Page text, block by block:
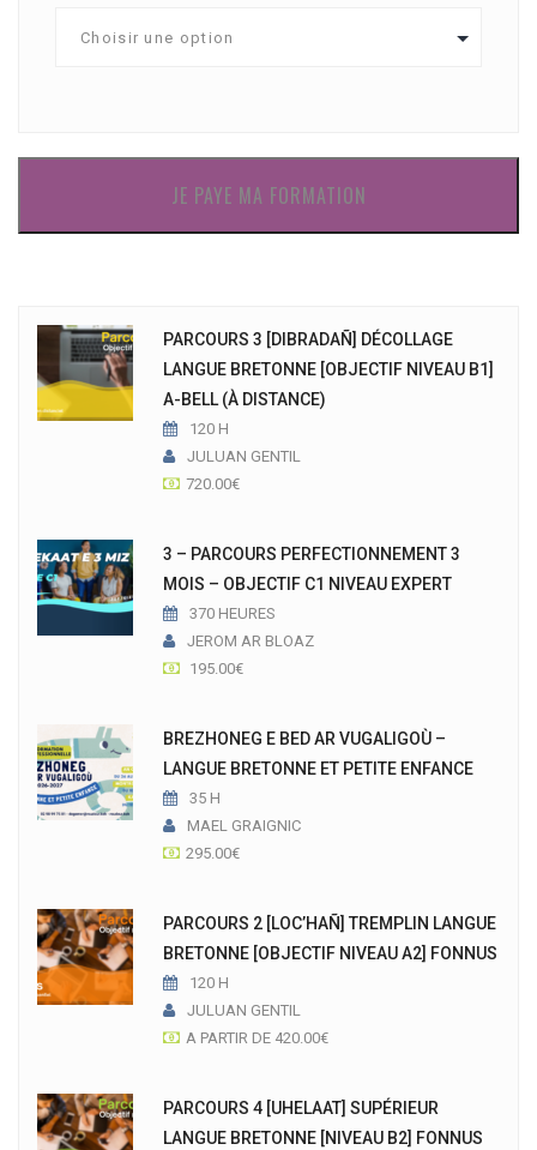
JE PAYE MA FORMATION
PARCOURS 3 [DIBRADAÑ] DÉCOLLAGE
LANGUE BRETONNE [OBJECTIF NIVEAU B1]
A-BELL (À DISTANCE)
120 H
JULUAN GENTIL
720.00€
3 – PARCOURS PERFECTIONNEMENT 3
MOIS – OBJECTIF C1 NIVEAU EXPERT
370 HEURES
JEROM AR BLOAZ
195.00€
BREZHONEG E BED AR VUGALIGOÙ –
LANGUE BRETONNE ET PETITE ENFANCE
35 H
MAEL GRAIGNIC
295.00€
PARCOURS 2 [LOC’HAÑ] TREMPLIN LANGUE
BRETONNE [OBJECTIF NIVEAU A2] FONNUS
120 H
JULUAN GENTIL
A PARTIR DE 420.00€
PARCOURS 4 [UHELAAT] SUPÉRIEUR
LANGUE BRETONNE [NIVEAU B2] FONNUS